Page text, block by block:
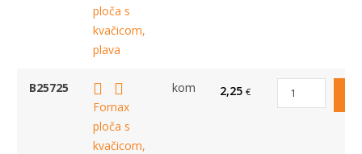
ploča s
kvačicom,
plava
B25725
Fornax
ploča s
kvačicom,
kom 2,25 €